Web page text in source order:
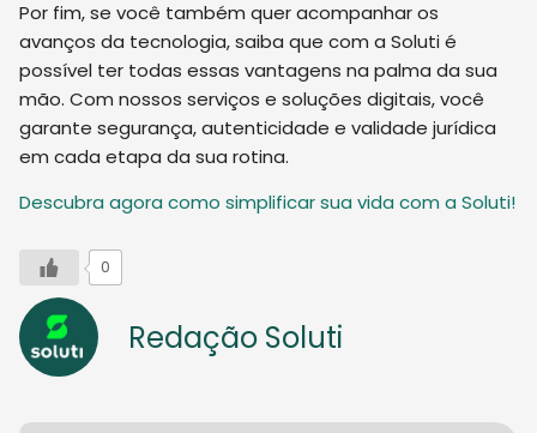
Por fim, se você também quer acompanhar os
avanços da tecnologia, saiba que com a Soluti é
possível ter todas essas vantagens na palma da sua
mão. Com nossos serviços e soluções digitais, você
garante segurança, autenticidade e validade jurídica
em cada etapa da sua rotina.
Descubra agora como simplificar sua vida com a Soluti!
0
Redação Soluti